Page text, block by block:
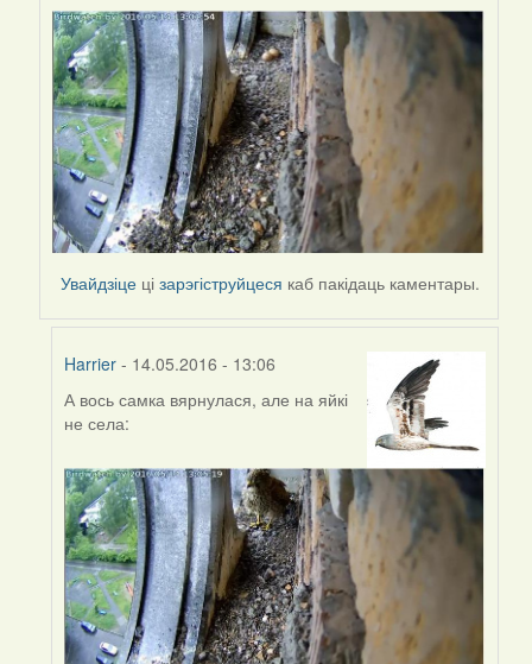
Увайдзіце цізарэгіструйцеся каб пакідаць каментары.
Harrier- 14.05.2016 - 13:06
In
reply
by
Harrier
А вось самка вярнулася, але на яйкі
не села: